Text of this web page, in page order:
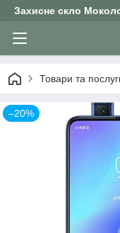
Захисне скло
Товари та
–20%